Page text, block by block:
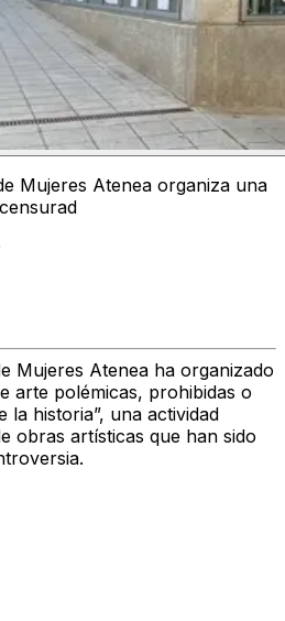
Mujeres Atenea organiza una
Mujeres Atenea ha organizado
arte polémicas, prohibidas o
la historia”, una actividad
obras artísticas que han sido